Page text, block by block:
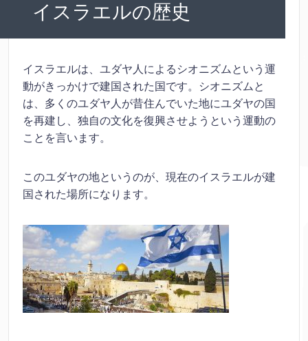
イスラエルの歴史
イスラエルは、ユダヤ人によるシオニズムという運
動がきっかけで建国された国です。シオニズムと
は、多くのユダヤ人が昔住んでいた地にユダヤの国
を再建し、独自の文化を復興させようという運動の
ことを言います。
このユダヤの地というのが、現在のイスラエルが建
国された場所になります。